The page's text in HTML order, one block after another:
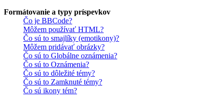
Formátovanie a typy príspevkov
Čo je BBCode?
Môžem používať HTML?
Čo sú to smajlíky (emotikony)?
Môžem pridávať obrázky?
Čo sú to Globálne oznámenia?
Čo sú to Oznámenia?
Čo sú to dôležité témy?
Čo sú to Zamknuté témy?
Čo sú ikony tém?